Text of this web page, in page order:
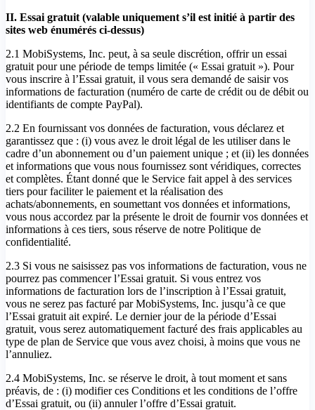
II. Essai gratuit (valable uniquement s’il est initié à partir des
sites web énumérés ci-dessus)
2.1 MobiSystems, Inc. peut, à sa seule discrétion, offrir un essai
gratuit pour une période de temps limitée (« Essai gratuit »). Pour
vous inscrire à l’Essai gratuit, il vous sera demandé de saisir vos
informations de facturation (numéro de carte de crédit ou de débit ou
identifiants de compte PayPal).
2.2 En fournissant vos données de facturation, vous déclarez et
garantissez que : (i) vous avez le droit légal de les utiliser dans le
cadre d’un abonnement ou d’un paiement unique ; et (ii) les données
et informations que vous nous fournissez sont véridiques, correctes
et complètes. Étant donné que le Service fait appel à des services
tiers pour faciliter le paiement et la réalisation des
achats/abonnements, en soumettant vos données et informations,
vous nous accordez par la présente le droit de fournir vos données et
informations à ces tiers, sous réserve de notre Politique de
confidentialité.
2.3 Si vous ne saisissez pas vos informations de facturation, vous ne
pourrez pas commencer l’Essai gratuit. Si vous entrez vos
informations de facturation lors de l’inscription à l’Essai gratuit,
vous ne serez pas facturé par MobiSystems, Inc. jusqu’à ce que
l’Essai gratuit ait expiré. Le dernier jour de la période d’Essai
gratuit, vous serez automatiquement facturé des frais applicables au
type de plan de Service que vous avez choisi, à moins que vous ne
l’annuliez.
2.4 MobiSystems, Inc. se réserve le droit, à tout moment et sans
préavis, de : (i) modifier ces Conditions et les conditions de l’offre
d’Essai gratuit, ou (ii) annuler l’offre d’Essai gratuit.